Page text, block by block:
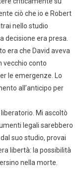
ciò che io e Robert
nello studio
decisione era presa.
era che David aveva
vecchio conto
le emergenze. Lo
all’anticipo per
Mi ascoltò
legali sarebbero
suo studio, provai
libertà: la possibilità
nella morte.